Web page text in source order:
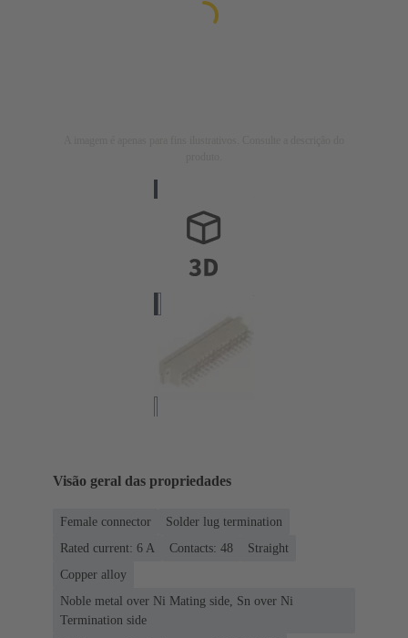
Visão geral das propriedades
Female connector
Solder lug termination
Rated current: ‌6 A
Contacts: 48
Straight
Copper alloy
Noble metal over Ni Mating side, Sn over Ni
Termination side